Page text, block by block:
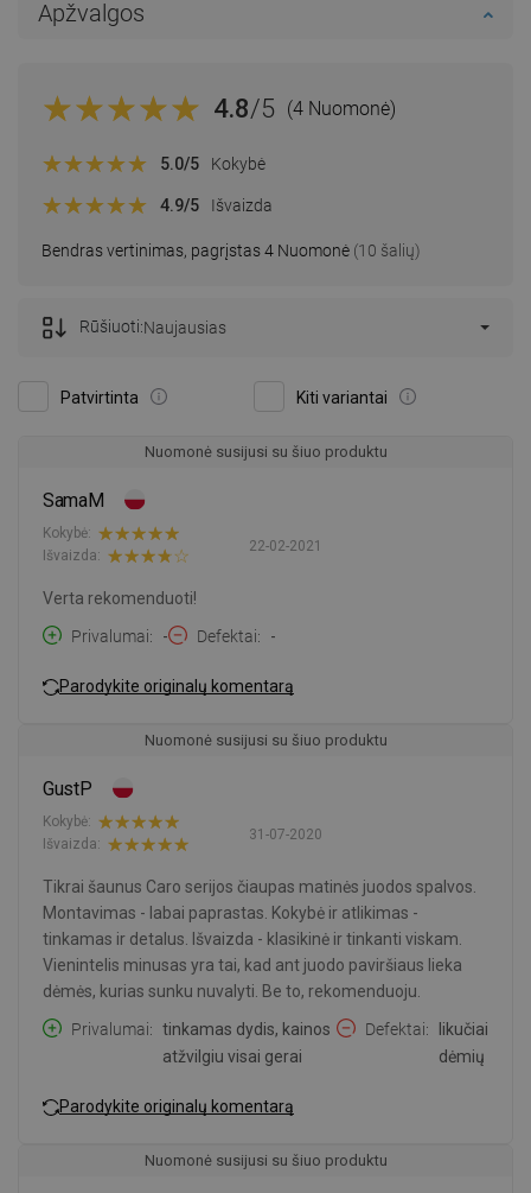
Apžvalgos
4.8/5 (4 Nuomonė)
Bendras vertinimas, pagrįstas 4 Nuomonė (10 šalių)
5.0/5 Kokybė
4.9/5 Išvaizda
Patvirtinta Kiti variantai
Rūšiuoti:Naujausias
Nuomonė susijusi su šiuo produktu
SamaM
22-02-2021
Kokybė:
Išvaizda:
Verta rekomenduoti!
Privalumai
- Defektai -
Parodykite originalų komentarą
Nuomonė susijusi su šiuo produktu
GustP
31-07-2020
Kokybė:
Išvaizda:
Tikrai šaunus Caro serijos čiaupas matinės juodos spalvos.
Montavimas - labai paprastas. Kokybė ir atlikimas -
tinkamas ir detalus. Išvaizda - klasikinė ir tinkanti viskam.
Vienintelis minusas yra tai, kad ant juodo paviršiaus lieka
dėmės, kurias sunku nuvalyti. Be to, rekomenduoju.
Privalumai
tinkamas dydis, kainos
atžvilgiu visai gerai
Defektai
likučiai
dėmių
Parodykite originalų komentarą
Nuomonė susijusi su šiuo produktu